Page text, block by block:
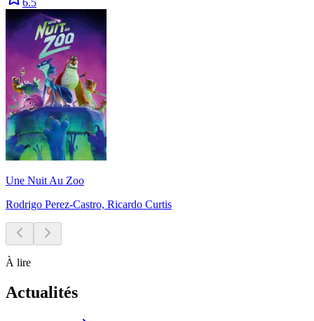
Une Nuit Au Zoo
Rodrigo Perez-Castro, Ricardo Curtis
À lire
Actualités